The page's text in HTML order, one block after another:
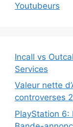
Youtubeurs
Incall vs
Services
Valeur nette
controverses
PlayStation 6: